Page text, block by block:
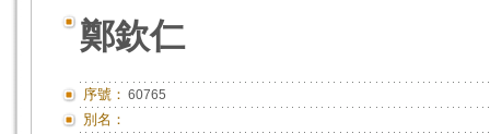
鄭欽仁
序號： 60765
別名：